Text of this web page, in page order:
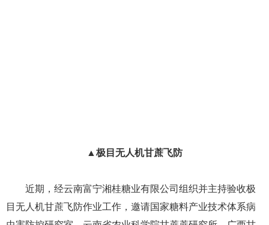
▲极目无人机甘蔗飞防
近期，经云南富宁湘桂糖业有限公司组织并主持验收极
目无人机甘蔗飞防作业工作，邀请国家糖料产业技术体系病